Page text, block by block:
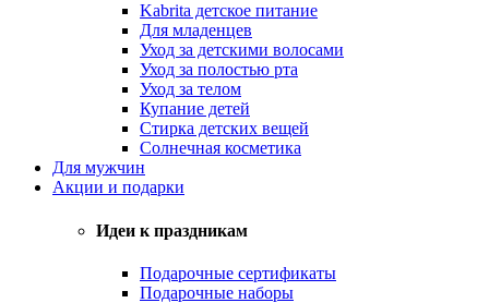
Kabrita детское питание
Для младенцев
Уход за детскими волосами
Уход за полостью рта
Уход за телом
Купание детей
Стирка детских вещей
Солнечная косметика
Для мужчин
Акции и подарки
Идеи к праздникам
Подарочные сертификаты
Подарочные наборы